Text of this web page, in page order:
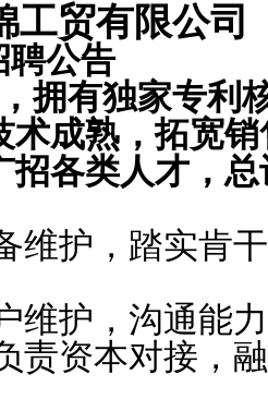
工贸有限公司
聘公告
拥有独家专利
成熟，拓宽
各类人才，总
维护，踏实肯
维护，沟通能
责资本对接，